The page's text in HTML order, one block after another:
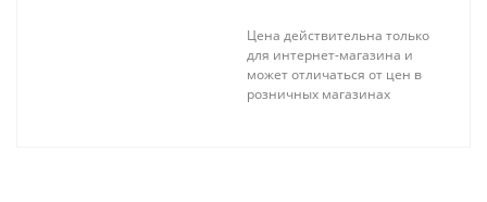
Цена действительна только
для интернет-магазина и
может отличаться от цен в
розничных магазинах